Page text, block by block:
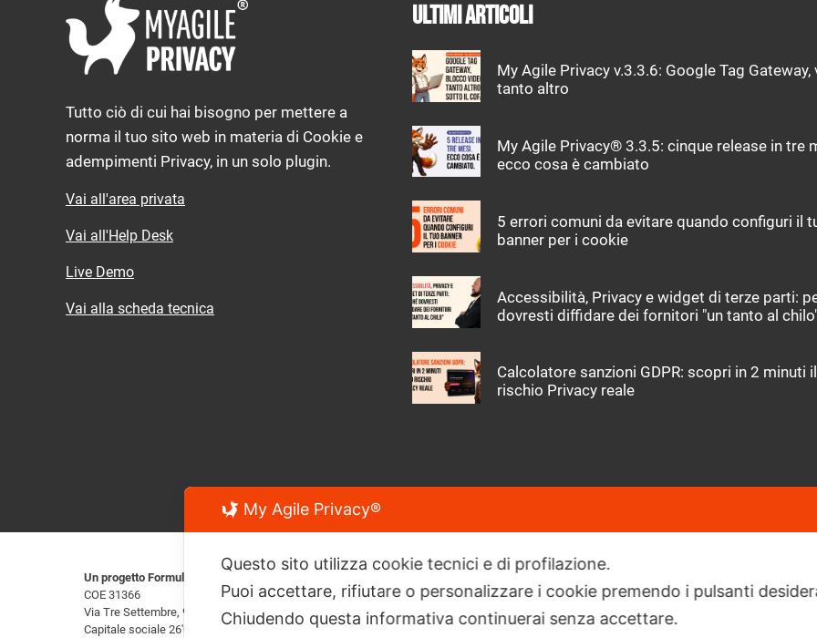
Tutto ciò di cui hai bisogno per mettere a
norma il tuo sito web in materia di Cookie e
adempimenti Privacy, in un solo plugin.
Vai all'area privata
Vai all'Help Desk
Live Demo
Vai alla scheda tecnica
Ultimi articoli
My Agile Privacy v.3.3.6: Google Tag Gateway,
tanto altro
My Agile Privacy® 3.3.5: cinque release in tre
ecco cosa è cambiato
5 errori comuni da evitare quando configuri il
banner per i cookie
Accessibilità, Privacy e widget di terze parti:
dovresti diffidare dei fornitori "un tanto al
Calcolatore sanzioni GDPR: scopri in 2 minuti
rischio Privacy reale
Un progetto Formula Agile SRL
COE 31366
Via Tre Settembre, 99 - 47891 Dogana - San Marino - RSM
Capitale sociale 26'000€
Gli adempimenti di conformità
esperto.
Per Banner e Policy puoi fare
My Agile Privacy®
Questo sito utilizza cookie tecnici e di profilazione.
Puoi accettare, rifiutare o personalizzare i cookie premendo i pulsanti
Chiudendo questa informativa continuerai senza accettare.
Assistenza
👥 Contatta un operatore umano
Risposta esatta → Parla con persone